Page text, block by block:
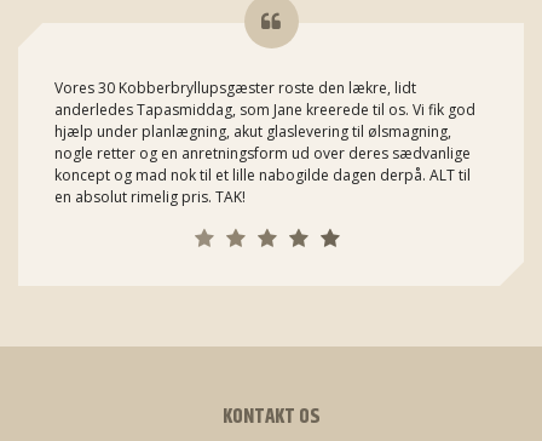
Vores 30 Kobberbryllupsgæster roste den lækre, lidt
anderledes Tapasmiddag, som Jane kreerede til os. Vi fik god
hjælp under planlægning, akut glaslevering til ølsmagning,
nogle retter og en anretningsform ud over deres sædvanlige
koncept og mad nok til et lille nabogilde dagen derpå. ALT til
en absolut rimelig pris. TAK!
KONTAKT OS